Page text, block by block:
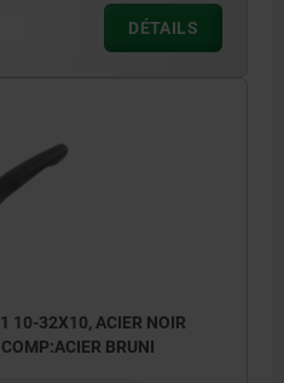
DÉTAILS
10-32X10, ACIER NOIR
BRUNI